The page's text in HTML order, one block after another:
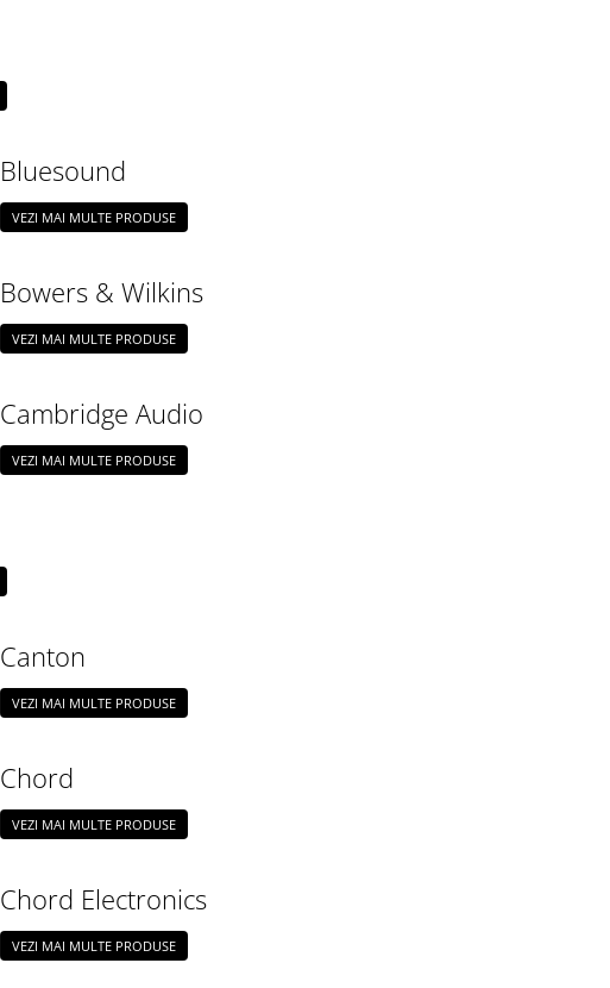
Bluesound
VEZI MAI MULTE PRODUSE
Bowers & Wilkins
VEZI MAI MULTE PRODUSE
Cambridge Audio
VEZI MAI MULTE PRODUSE
Canton
VEZI MAI MULTE PRODUSE
Chord
VEZI MAI MULTE PRODUSE
Chord Electronics
VEZI MAI MULTE PRODUSE